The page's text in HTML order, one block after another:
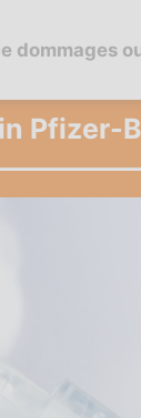
dommages
Pfizer-